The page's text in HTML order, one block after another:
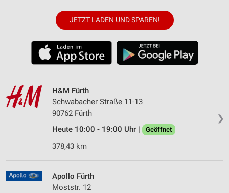
JETZT LADEN UND SPAREN!
❯
H&M Fürth
Schwabacher Straße 11-13
90762 Fürth
Heute 10:00 - 19:00 Uhr |
Geöffnet
378,43 km
Apollo Fürth
Moststr. 12